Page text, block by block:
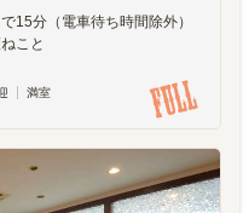
15分（電車待ち時間除外）
こと
満室